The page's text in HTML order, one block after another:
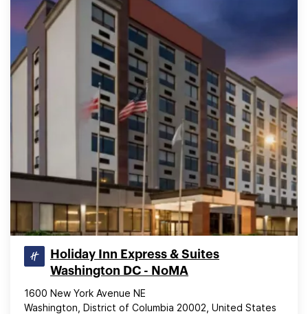
Holiday Inn Express & Suites
Washington DC - NoMA
1600 New York Avenue NE
Washington, District of Columbia 20002, United States